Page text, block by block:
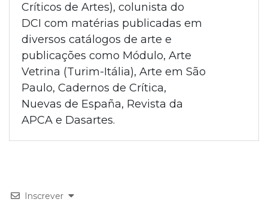
Críticos de Artes), colunista do
DCI com matérias publicadas em
diversos catálogos de arte e
publicações como Módulo, Arte
Vetrina (Turim-Itália), Arte em São
Paulo, Cadernos de Crítica,
Nuevas de España, Revista da
APCA e Dasartes.
Inscrever